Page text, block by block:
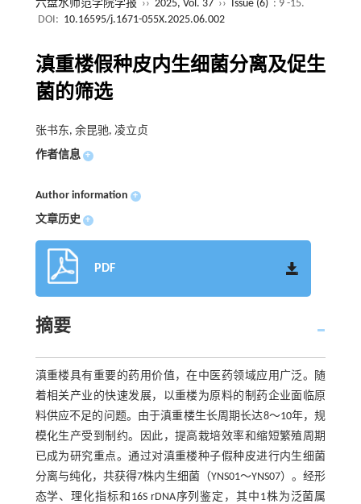
六盘水师范学院学报 ›› 2025, Vol. 37 ›› Issue (6) : 9 -15.
DOI: 10.16595/j.1671-055X.2025.06.002
滇重楼假种皮内生细菌分离及促生
菌的筛选
张书东, 余昆驰, 凌立贞
作者信息 +
Author information +
文章历史 +
PDF
摘要
滇重楼具有重要的药用价值，在中医药领域应用广泛。随
着相关产业的快速发展，以重楼为原料的制药企业面临原
料供应不足的问题。由于滇重楼生长周期长达8～10年，规
模化生产受到制约。因此，提高栽培效率和缩短繁殖周期
已成为研究重点。通过对滇重楼种子假种皮进行内生细菌
分离与纯化，共获得7株内生细菌（YNS01～YNS07）。经形
态学、理化指标和16S rDNA序列鉴定，其中1株为泛菌属